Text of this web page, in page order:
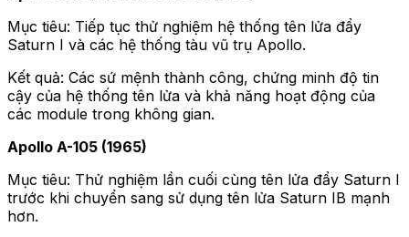
Mục tiêu: Tiếp tục thử nghiệm hệ thống tên lửa đẩy
Saturn I và các hệ thống tàu vũ trụ Apollo.
Kết quả: Các sứ mệnh thành công, chứng minh độ tin
cậy của hệ thống tên lửa và khả năng hoạt động của
các module trong không gian.
Apollo A-105 (1965)
Mục tiêu: Thử nghiệm lần cuối cùng tên lửa đẩy Saturn I
trước khi chuyển sang sử dụng tên lửa Saturn IB mạnh
hơn.